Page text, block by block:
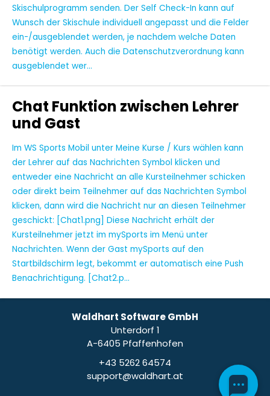
Skischulprogramm senden. Der Self Check-In kann auf
Wunsch der Skischule individuell angepasst und die Felder
ein-/ausgeblendet werden, je nachdem welche Daten
benötigt werden. Auch die Datenschutzverordnung kann
ausgeblendet wer...
Chat Funktion zwischen Lehrer
und Gast
Im WS Sports Mobil unter Meine Kurse / Kurs wählen kann
der Lehrer auf das Nachrichten Symbol klicken und
entweder eine Nachricht an alle Kursteilnehmer schicken
oder direkt beim Teilnehmer auf das Nachrichten Symbol
klicken, dann wird die Nachricht nur an diesen Teilnehmer
geschickt: [Chat1.png] Diese Nachricht erhält der
Kursteilnehmer jetzt im mySports im Menü unter
Nachrichten. Wenn der Gast mySports auf den
Startbildschirm legt, bekommt er automatisch eine Push
Benachrichtigung. [Chat2.p...
Waldhart Software GmbH
Unterdorf 1
A-6405 Pfaffenhofen
+43 5262 64574
support@waldhart.at